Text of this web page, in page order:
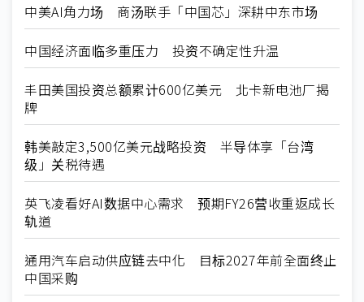
中美AI角力场 商汤联手「中国芯」深耕中东市场
中国经济面临多重压力 投资不确定性升温
丰田美国投资总额累计600亿美元 北卡新电池厂揭
牌
韩美敲定3,500亿美元战略投资 半导体享「台湾
级」关税待遇
英飞凌看好AI数据中心需求 预期FY26营收重返成长
轨道
通用汽车启动供应链去中化 目标2027年前全面终止
中国采购